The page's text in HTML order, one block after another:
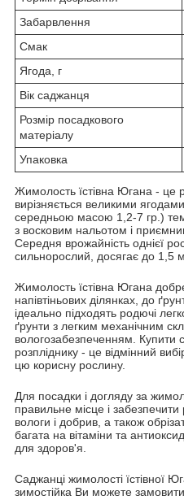
Забарвлення
Смак
Ягода, г
Вік саджанця
Розмір посадкового
матеріалу
Упаковка
Жимолость їстівна Югана - це
вирізняється великими
середньою масою 1,2-7 гр.)
з восковим нальотом і
Середня врожайність однієї
сильнорослий, досягає до 1,5
Жимолость їстівна Югана
напівтіньових ділянках, до
ідеально підходять родючі
ґрунти з легким механічним
вологозабезпеченням. Купити
розпліднику - це відмінний
цю корисну рослину.
Для посадки і догляду за
правильне місце і забезпечити
вологи і добрив, а також
багата на вітаміни та
для здоров'я.
Саджанці жимолості їстівної
зимостійка Ви можете